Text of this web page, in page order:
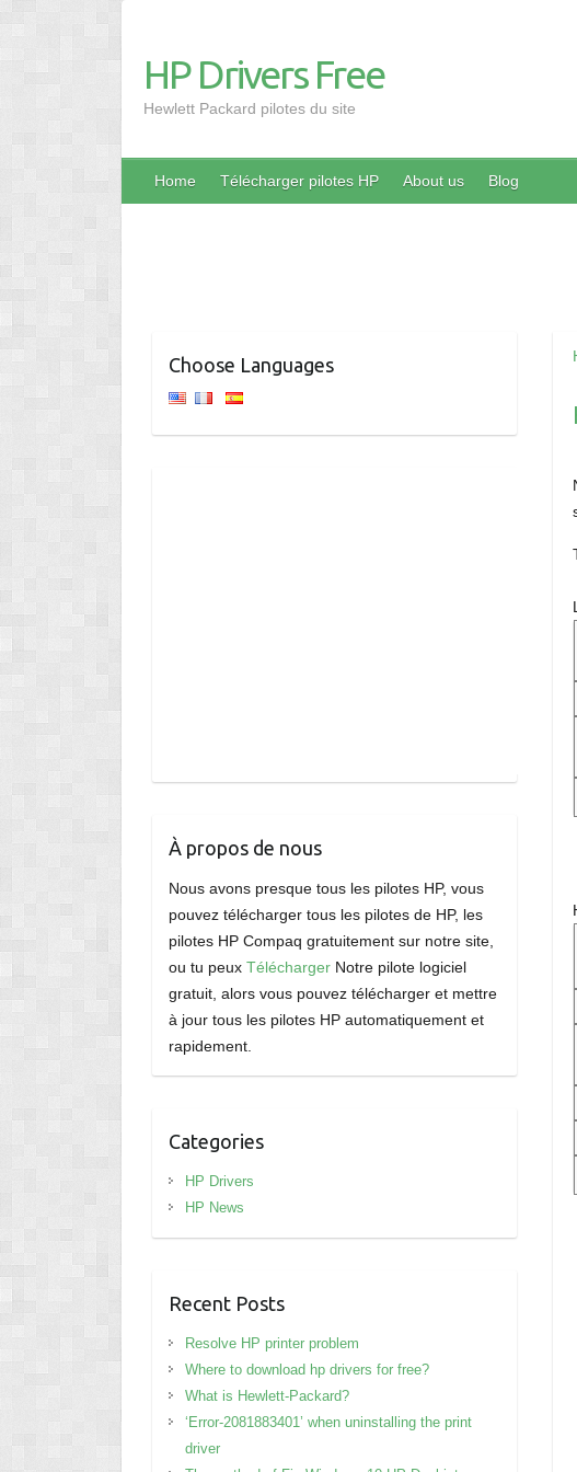
HP Drivers Free
Hewlett Packard pilotes du site
Home Télécharger pilotes HP About us Blog
Choose Languages
À propos de nous
Nous avons presque tous les pilotes HP, vous
pouvez télécharger tous les pilotes de HP, les
pilotes HP Compaq gratuitement sur notre site,
ou tu peuxTélécharger Notre pilote logiciel
gratuit, alors vous pouvez télécharger et mettre
à jour tous les pilotes HP automatiquement et
rapidement.
Categories
HP Drivers
HP News
Recent Posts
Resolve HP printer problem
Where to download hp drivers for free?
What is Hewlett-Packard?
‘Error-2081883401’ when uninstalling the print
driver